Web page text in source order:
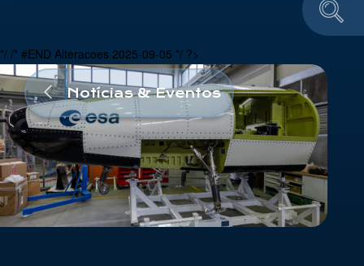
Notícias & Eventos
Educação e Divulgação
Equipa
Notícias & Eventos
*/ /* #END Alteracoes 2025-09-05 */ ?>